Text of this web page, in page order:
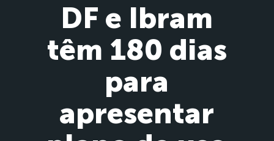
DF e Ibram
têm 180 dias
para
apresentar